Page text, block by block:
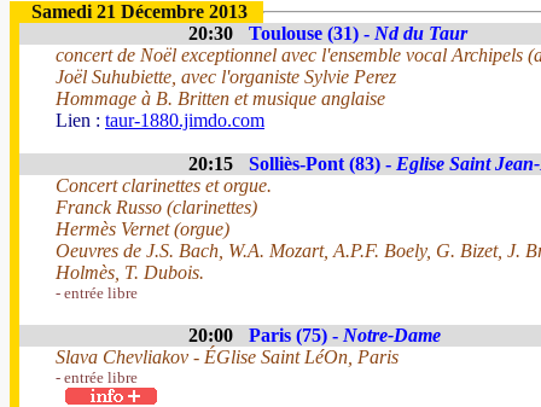
Samedi 21 Décembre 2013
20:30
Toulouse (31) - Nd du Taur
concert de Noël exceptionnel avec l'ensemble vocal Archipels
Joël Suhubiette, avec l'organiste Sylvie Perez
Hommage à B. Britten et musique anglaise
Lien : taur-1880.jimdo.com
20:15 Solliès-Pont (83) - Eglise Saint
Concert clarinettes et orgue.
Franck Russo (clarinettes)
Hermès Vernet (orgue)
Oeuvres de J.S. Bach, W.A. Mozart, A.P.F. Boely, G. Bizet, J.
Holmès, T. Dubois.
- entrée libre
20:00 Paris (75) - Notre-Dame
Slava Chevliakov - ÉGlise Saint LéOn, Paris
- entrée libre